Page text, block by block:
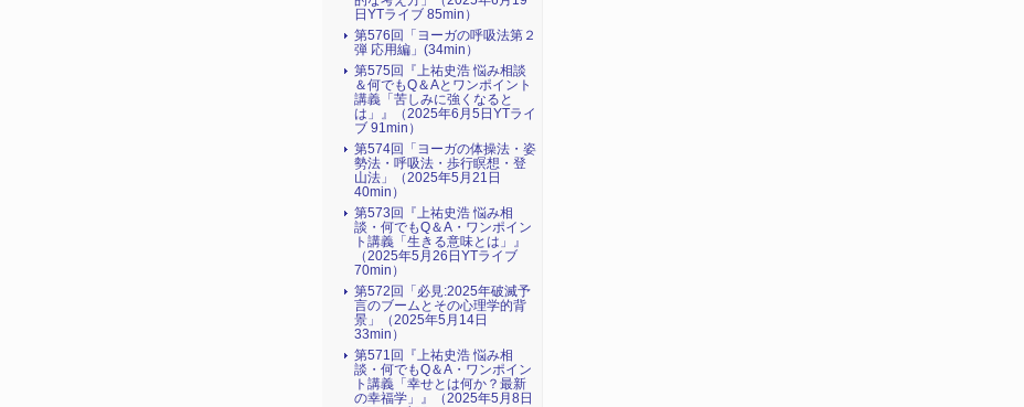
日YTライブ 85min）
第576回「ヨーガの呼吸法第２
弾 応用編」(34min）
第575回『上祐史浩 悩み相談
＆何でもQ＆Aとワンポイント
講義「苦しみに強くなると
は」』（2025年6月5日YTライ
ブ 91min）
第574回「ヨーガの体操法・姿
勢法・呼吸法・歩行瞑想・登
山法」（2025年5月21日
40min）
第573回『上祐史浩 悩み相
談・何でもQ＆A・ワンポイン
ト講義「生きる意味とは」』
（2025年5月26日YTライブ
70min）
第572回「必見:2025年破滅予
言のブームとその心理学的背
景」（2025年5月14日
33min）
第571回『上祐史浩 悩み相
談・何でもQ＆A・ワンポイン
ト講義「幸せとは何か？最新
の幸福学」』（2025年5月8日